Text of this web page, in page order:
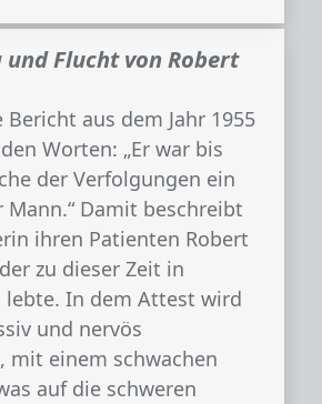
Flucht von Ro­bert
Bericht aus dem Jahr 1955
Worten: „Er war bis
der Verfolgungen ein
Mann.“ Damit beschreibt
ihren Patienten Robert
zu dieser Zeit in
lebte. In dem Attest wird
und nervös
mit einem schwachen
auf die schweren